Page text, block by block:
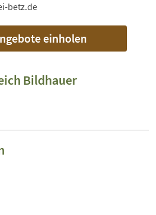
betz.de
einholen
Bildhauer